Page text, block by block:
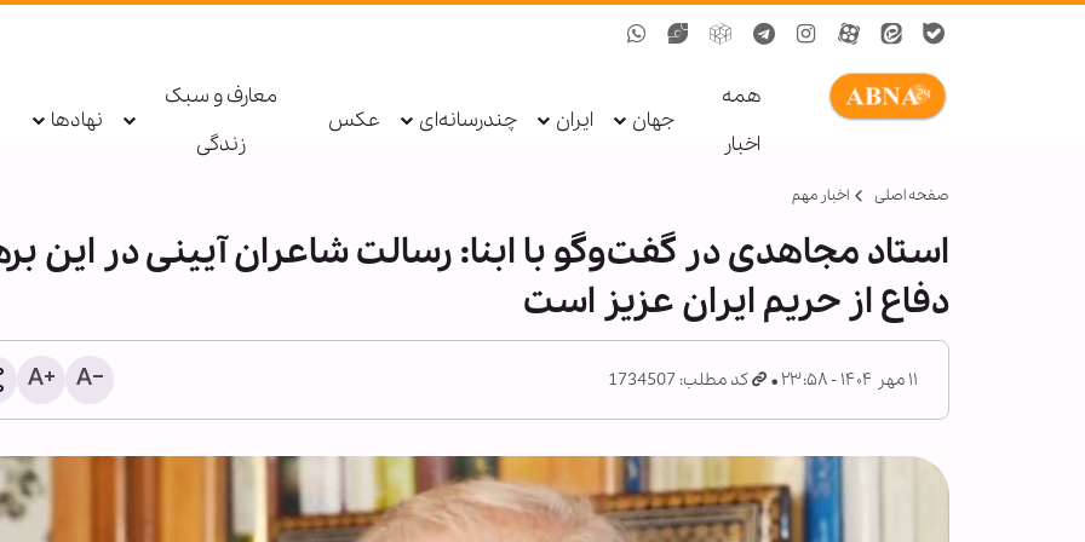
همه
اخبار
جهان ایران چندرسانه‌ای عکس
معارف و سبک
زندگی
نهادها
صفحه اصلی اخبار مهم
استاد مجاهدی در گفت‌وگو با ابنا: رسالت شاعران آیینی در این
دفاع از حریم ایران عزیز است
۱۱ مهر ۱۴۰۴ - ۲۳:۵۸ کد مطلب: 1734507
شیخ علی الخطیب: دولت لبنان پس
از ناکامی مذاکرات، گفت‌وگو با
مقاومت را آغاز کند
هلاکت دو داعشی در